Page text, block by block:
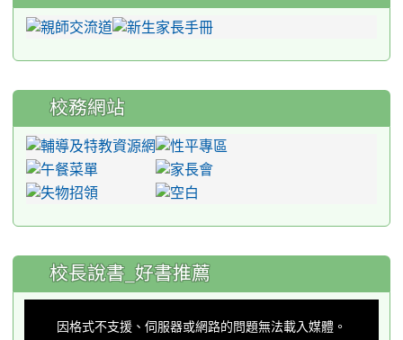
校務網站
:::
校長說書_好書推薦
因格式不支援、伺服器或網路的問題無法載入媒體。